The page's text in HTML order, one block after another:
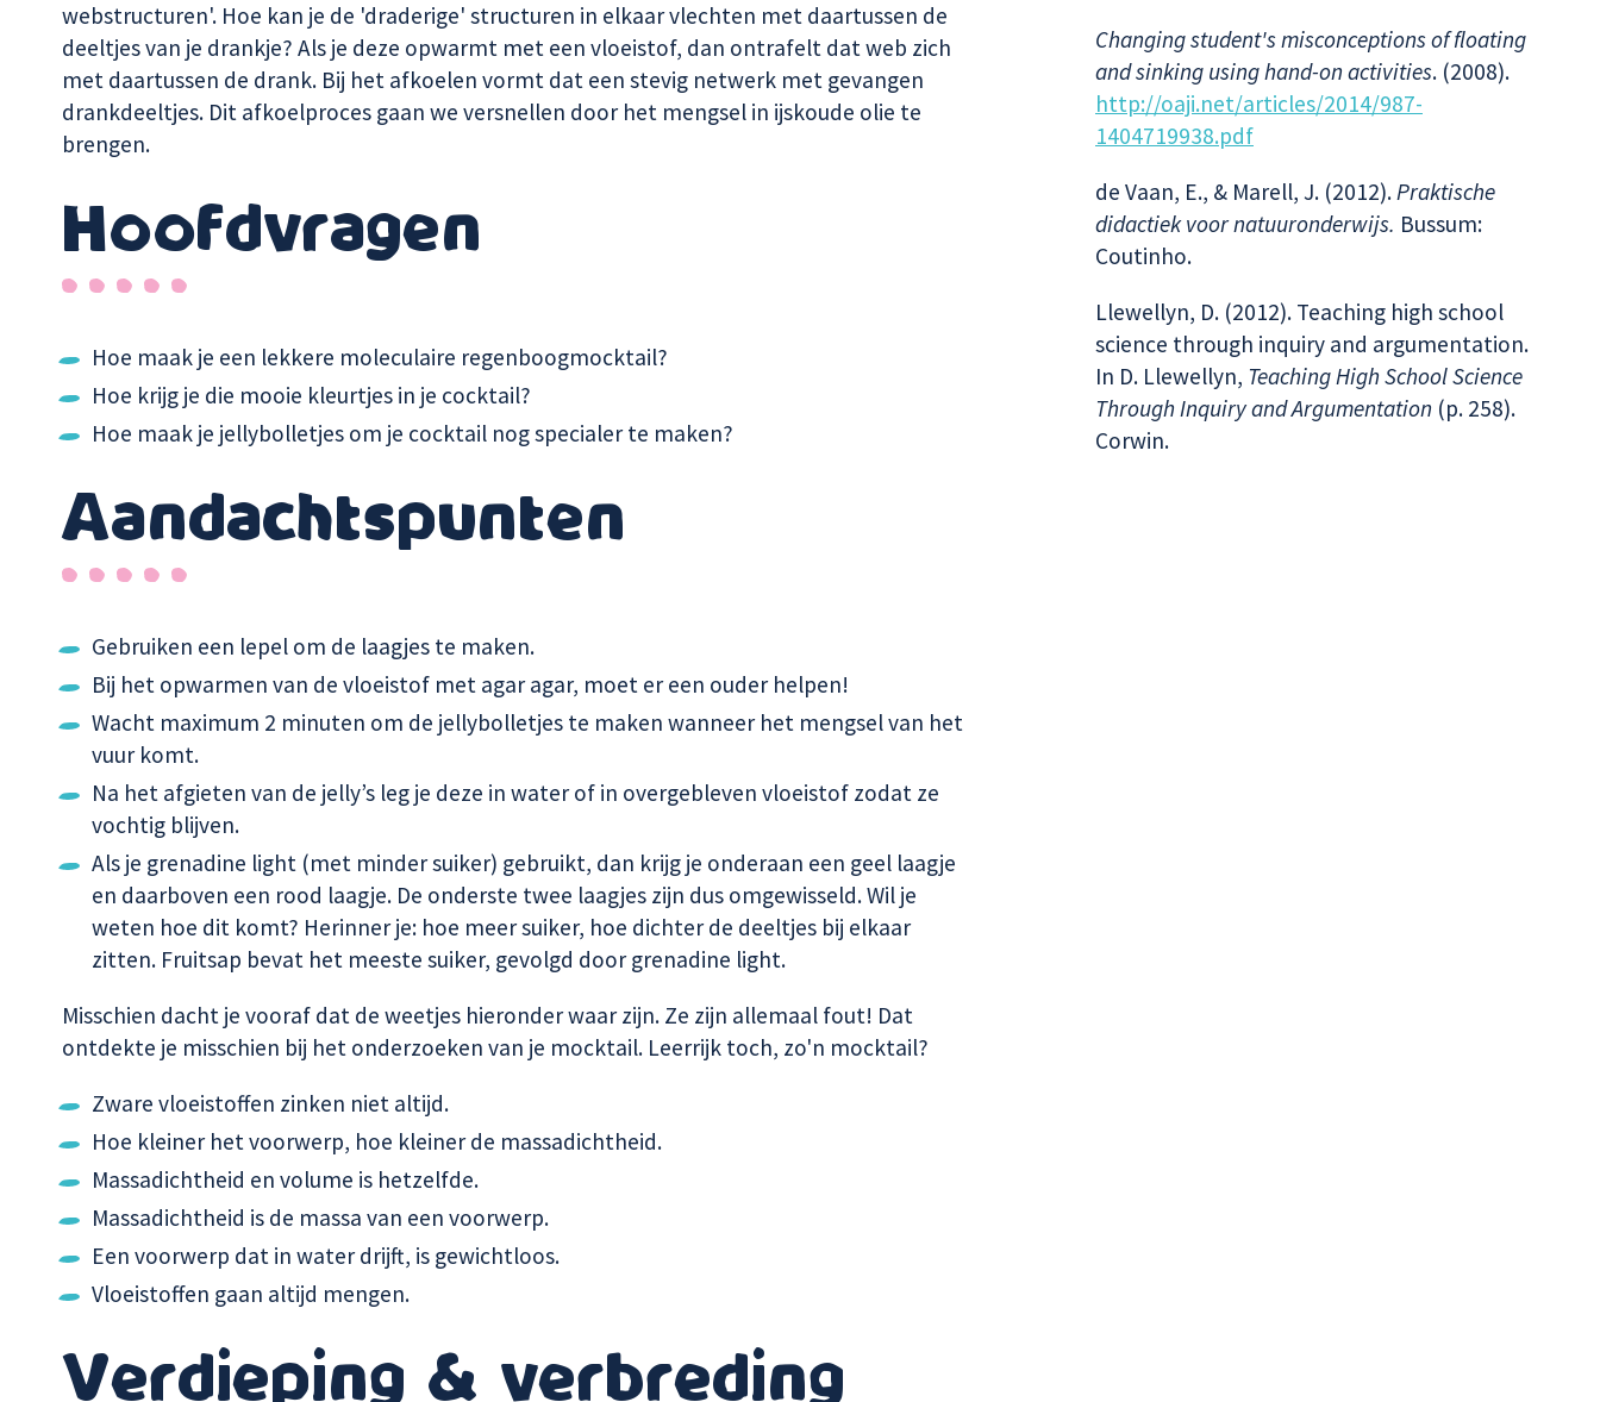
webstructuren'. Hoe kan je de 'draderige' structuren in elkaar vlechten met daartussen de
deeltjes van je drankje? Als je deze opwarmt met een vloeistof, dan ontrafelt dat web zich
met daartussen de drank. Bij het afkoelen vormt dat een stevig netwerk met gevangen
drankdeeltjes. Dit afkoelproces gaan we versnellen door het mengsel in ijskoude olie te
brengen.
Hoofdvragen
Hoe maak je een lekkere moleculaire regenboogmocktail?
Hoe krijg je die mooie kleurtjes in je cocktail?
Hoe maak je jellybolletjes om je cocktail nog specialer te maken?
Aandachtspunten
Gebruiken een lepel om de laagjes te maken.
Bij het opwarmen van de vloeistof met agar agar, moet er een ouder helpen!
Wacht maximum 2 minuten om de jellybolletjes te maken wanneer het mengsel van het
vuur komt.
Na het afgieten van de jelly’s leg je deze in water of in overgebleven vloeistof zodat ze
vochtig blijven.
Als je grenadine light (met minder suiker) gebruikt, dan krijg je onderaan een geel laagje
en daarboven een rood laagje. De onderste twee laagjes zijn dus omgewisseld. Wil je
weten hoe dit komt? Herinner je: hoe meer suiker, hoe dichter de deeltjes bij elkaar
zitten. Fruitsap bevat het meeste suiker, gevolgd door grenadine light.
Misschien dacht je vooraf dat de weetjes hieronder waar zijn. Ze zijn allemaal fout! Dat
ontdekte je misschien bij het onderzoeken van je mocktail. Leerrijk toch, zo'n mocktail?
Zware vloeistoffen zinken niet altijd.
Hoe kleiner het voorwerp, hoe kleiner de massadichtheid.
Massadichtheid en volume is hetzelfde.
Massadichtheid is de massa van een voorwerp.
Een voorwerp dat in water drijft, is gewichtloos.
Vloeistoffen gaan altijd mengen.
Verdieping & verbreding
Changing student's misconceptions of floating
and sinking using hand-on activities. (2008).
http://oaji.net/articles/2014/987-
1404719938.pdf
de Vaan, E., & Marell, J. (2012).Praktische
didactiek voor natuuronderwijs. Bussum:
Coutinho.
Llewellyn, D. (2012). Teaching high school
science through inquiry and argumentation.
In D. Llewellyn, Teaching High School Science
Through Inquiry and Argumentation (p. 258).
Corwin.